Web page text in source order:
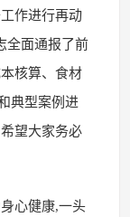
作进行再动
全面通报了前
核算、食材
典型案例进
望大家务必
心健康,一头